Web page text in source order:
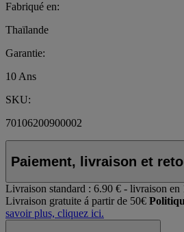
Fabriqué en:
Thaïlande
Garantie:
10 Ans
SKU:
70106200900002
Paiement, livraison et
Livraison standard : 6.90 € - livraison en
Livraison gratuite á partir de 50€
savoir plus, cliquez ici.